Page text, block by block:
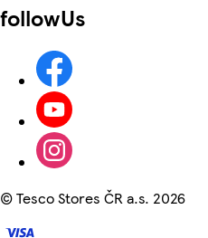
followUs
©Tesco Stores ČR a.s. 2026